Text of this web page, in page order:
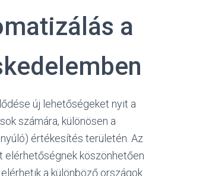
a
új lehetőségeket nyit a
számára, különösen a
értékesítés területén. Az
köszönhetően
a különböző országok